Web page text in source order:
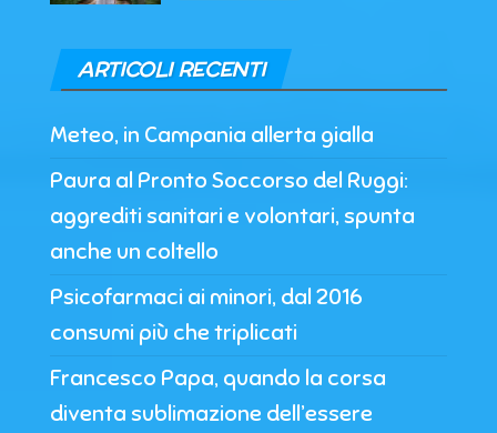
ARTICOLI RECENTI
Meteo, in Campania allerta gialla
Paura al Pronto Soccorso del Ruggi:
aggrediti sanitari e volontari, spunta
anche un coltello
Psicofarmaci ai minori, dal 2016
consumi più che triplicati
Francesco Papa, quando la corsa
diventa sublimazione dell’essere